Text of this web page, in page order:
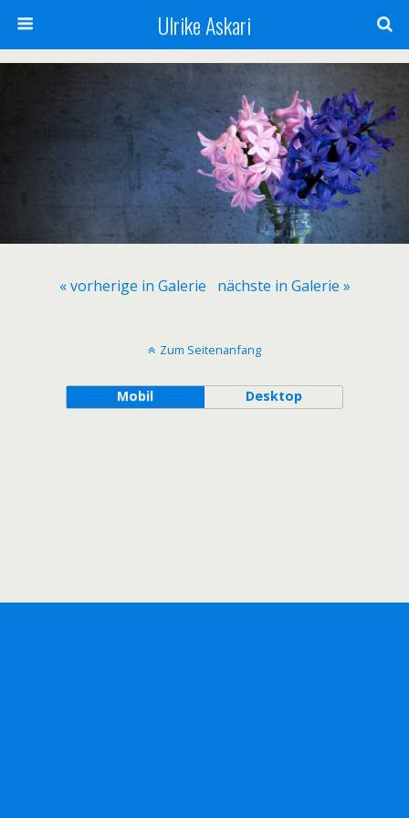
Ulrike Askari
« vorherige in Galerie nächste in Galerie »
Zum Seitenanfang
Mobil Desktop